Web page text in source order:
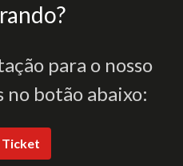
para o nosso
botão abaixo: